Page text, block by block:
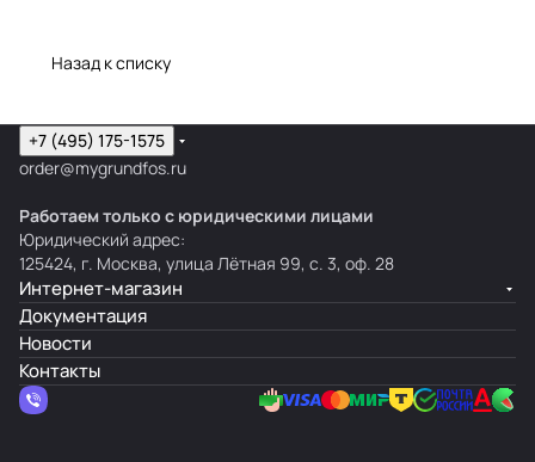
Назад к списку
+7 (495) 175-1575
order@mygrundfos.ru
Работаем только с юридическими лицами
Юридический адрес:
125424, г. Москва, улица Лётная 99, с. 3, оф. 28
Интернет-магазин
Документация
Новости
Контакты